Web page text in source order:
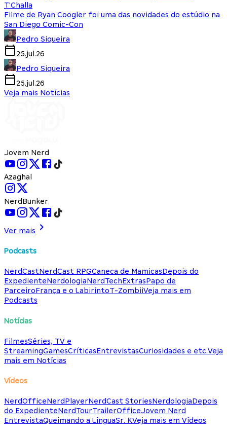
T'Challa
Filme de Ryan Coogler foi uma das novidades do estúdio na
San Diego Comic-Con
Pedro Siqueira
25.jul.26
Pedro Siqueira
25.jul.26
Veja mais Notícias
Jovem Nerd
Azaghal
NerdBunker
Ver mais
Podcasts
NerdCastNerdCast RPGCaneca de MamicasDepois do
ExpedienteNerdologiaNerdTechExtrasPapo de
ParceiroFrança e o LabirintoT-ZombiiVeja mais em
Podcasts
Notícias
FilmesSéries, TV e
StreamingGamesCríticasEntrevistasCuriosidades e etc.Veja
mais em Notícias
Vídeos
NerdOfficeNerdPlayerNerdCast StoriesNerdologiaDepois
do ExpedienteNerdTourTrailerOfficeJovem Nerd
EntrevistaQueimando a LínguaSr. KVeja mais em Vídeos